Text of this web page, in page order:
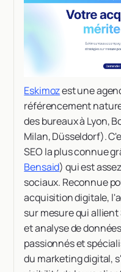
Eskimozest une
référencement
des bureaux à Lyon,
Milan, Düsseldorf).
SEO la plus connue
Bensaid) qui est
sociaux. Reconnue
acquisition digitale,
sur mesure qui allient
et analyse de
passionnés et
du marketing digital,